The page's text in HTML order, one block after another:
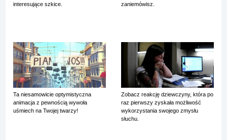
interesujące szkice.
zaniemówisz.
Ta niesamowicie optymistyczna
animacja z pewnością wywoła
uśmiech na Twojej twarzy!
Zobacz reakcję dziewczyny, która po
raz pierwszy zyskała możliwość
wykorzystania swojego zmysłu
słuchu.